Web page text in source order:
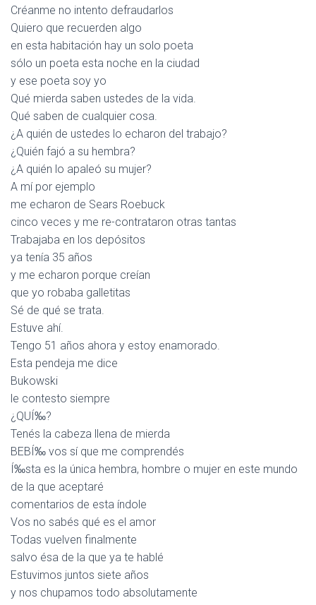
Créanme no intento defraudarlos
Quiero que recuerden algo
en esta habitación hay un solo poeta
sólo un poeta esta noche en la ciudad
y ese poeta soy yo
Qué mierda saben ustedes de la vida.
Qué saben de cualquier cosa.
¿A quién de ustedes lo echaron del trabajo?
¿Quién fajó a su hembra?
¿A quién lo apaleó su mujer?
A mí por ejemplo
me echaron de Sears Roebuck
cinco veces y me re-contrataron otras tantas
Trabajaba en los depósitos
ya tenía 35 años
y me echaron porque creían
que yo robaba galletitas
Sé de qué se trata.
Estuve ahí.
Tengo 51 años ahora y estoy enamorado.
Esta pendeja me dice
Bukowski
le contesto siempre
¿QUÍ‰?
Tenés la cabeza llena de mierda
BEBÍ‰ vos sí que me comprendés
Í‰sta es la única hembra, hombre o mujer en este mundo
de la que aceptaré
comentarios de esta índole
Vos no sabés qué es el amor
Todas vuelven finalmente
salvo ésa de la que ya te hablé
Estuvimos juntos siete años
y nos chupamos todo absolutamente